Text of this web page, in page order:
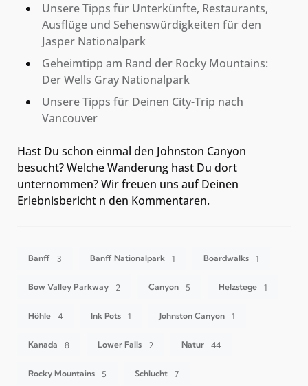
Unsere Tipps für Unterkünfte, Restaurants,
Ausflüge und Sehenswürdigkeiten für den
Jasper Nationalpark
Geheimtipp am Rand der Rocky Mountains:
Der Wells Gray Nationalpark
Unsere Tipps für Deinen City-Trip nach
Vancouver
Hast Du schon einmal den Johnston Canyon
besucht? Welche Wanderung hast Du dort
unternommen? Wir freuen uns auf Deinen
Erlebnisbericht n den Kommentaren.
Banff 3 Banff Nationalpark 1 Boardwalks 1
Bow Valley Parkway 2 Canyon 5 Helzstege 1
Höhle 4 Ink Pots 1 Johnston Canyon 1
Kanada 8 Lower Falls 2 Natur 44
Rocky Mountains 5 Schlucht 7